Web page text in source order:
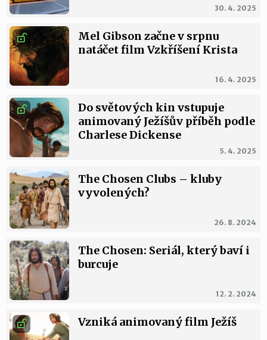
30. 4. 2025
16. 4. 2025
Mel Gibson začne v srpnu
natáčet film Vzkříšení Krista
5. 4. 2025
Do světových kin vstupuje
animovaný Ježíšův příběh podle
Charlese Dickense
26. 8. 2024
The Chosen Clubs – kluby
vyvolených?
12. 2. 2024
The Chosen: Seriál, který baví i
burcuje
Vzniká animovaný film Ježíš